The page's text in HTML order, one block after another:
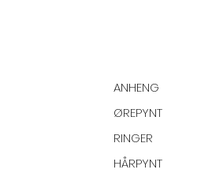
ANHENG
ØREPYNT
RINGER
HÅRPYNT